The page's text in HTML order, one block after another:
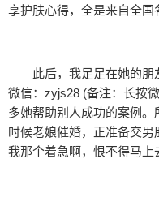
享护肤心得，全是来自全国
此后，我足足在她的
微信：zyjs28 (备注：长按
多她帮助别人成功的案例
时候老娘催婚，正准备交男
我那个着急啊，恨不得马上